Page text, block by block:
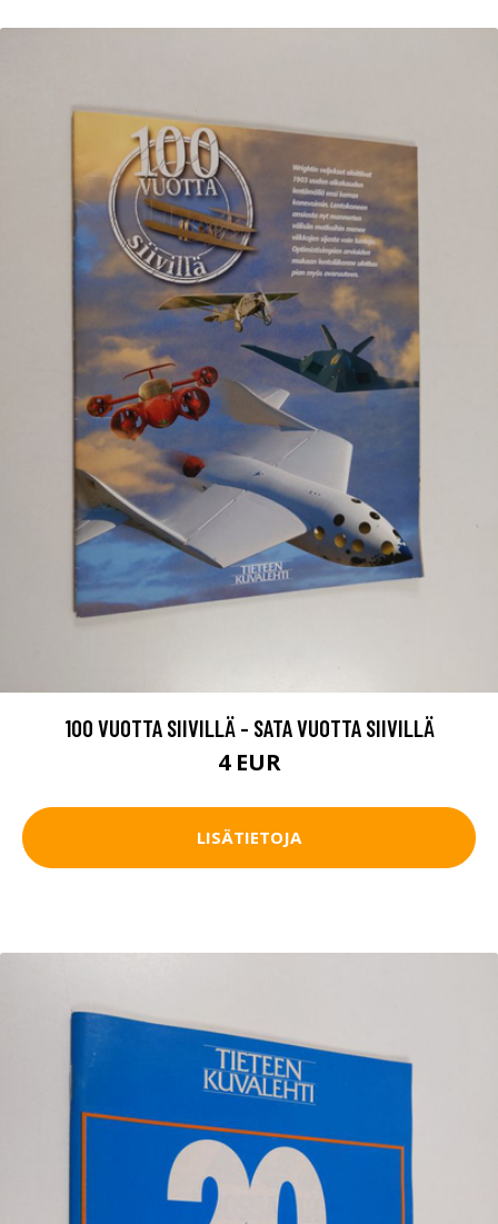
100 VUOTTA SIIVILLÄ - SATA VUOTTA SIIVILLÄ
4 EUR
LISÄTIETOJA